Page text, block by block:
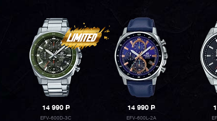
14 990P
EFV-600D-3C
14 990P
EFV-600L-2A